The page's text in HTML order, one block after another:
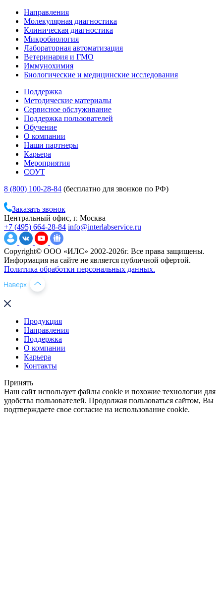
Направления
Молекулярная диагностика
Клиническая диагностика
Микробиология
Лабораторная автоматизация
Ветеринария и ГМО
Иммунохимия
Биологические и медицинские исследования
Поддержка
Методические материалы
Сервисное обслуживание
Поддержка пользователей
Обучение
О компании
Наши партнеры
Карьера
Мероприятия
СОУТ
8 (800) 100-28-84 (бесплатно для звонков по РФ)
Заказать звонок
Центральный офис, г. Москва
+7 (495) 664-28-84 info@interlabservice.ru
Copyright© ООО «ИЛС» 2002-2026г. Все права защищены.
Информация на сайте не является публичной офертой.
Политика обработки персональных данных.
Продукция
Направления
Поддержка
О компании
Карьера
Контакты
Принять
Наш сайт использует файлы cookie и похожие технологии для
удобства пользователей. Продолжая пользоваться сайтом, Вы
подтверждаете свое согласие на использование cookie.